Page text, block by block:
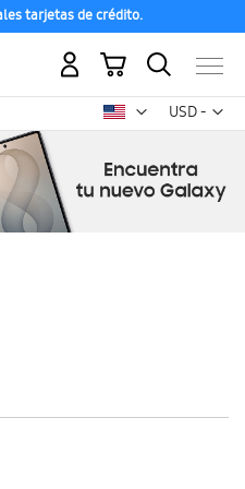
tarjetas de crédito.
USD -
dólar
Mi carrito